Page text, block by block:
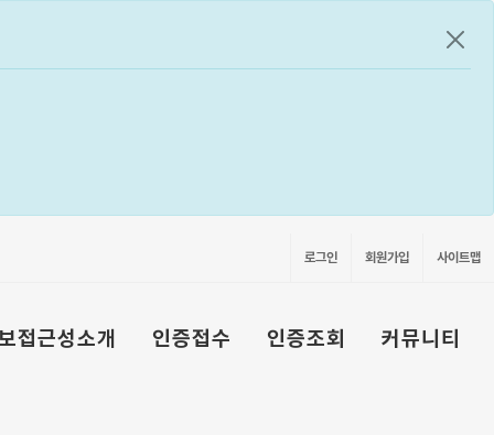
공지
로그인 회원가입 사이트맵
접근성소개 인증접수 인증조회 커뮤니티